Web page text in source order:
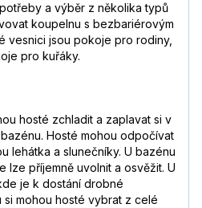
a výběr z několika typů
koupelnu s bezbariérovým
vesnici jsou pokoje pro rodiny,
pro kuřáky.
hosté zchladit a zaplavat si v
Hosté mohou odpočívat
lehátka a slunečníky. U bazénu
lze příjemně uvolnit a osvěžit. U
je k dostání drobné
mohou hosté vybrat z celé